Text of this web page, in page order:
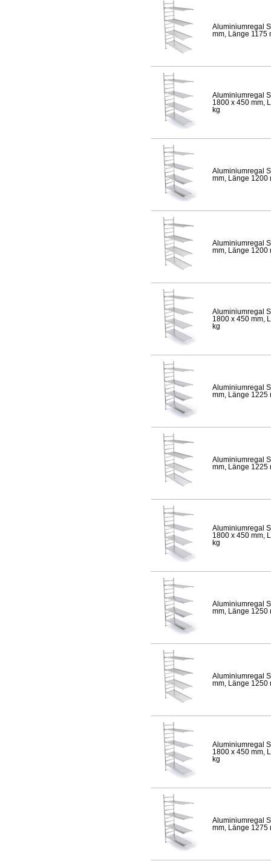
Aluminiumregal
mm, Länge 1175
Aluminiumregal
1800 x 450 mm,
kg
Aluminiumregal
mm, Länge 1200
Aluminiumregal
mm, Länge 1200
Aluminiumregal
1800 x 450 mm,
kg
Aluminiumregal
mm, Länge 1225
Aluminiumregal
mm, Länge 1225
Aluminiumregal
1800 x 450 mm,
kg
Aluminiumregal
mm, Länge 1250
Aluminiumregal
mm, Länge 1250
Aluminiumregal
1800 x 450 mm,
kg
Aluminiumregal
mm, Länge 1275